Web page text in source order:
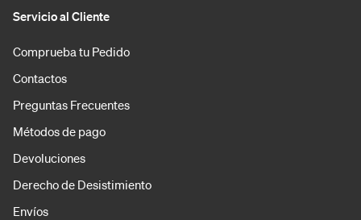
Servicio al Cliente
Comprueba tu Pedido
Contactos
Preguntas Frecuentes
Métodos de pago
Devoluciones
Derecho de Desistimiento
Envíos